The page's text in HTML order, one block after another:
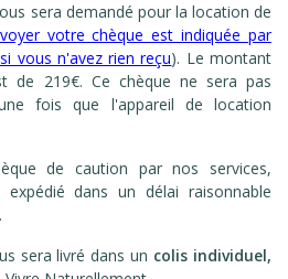
sera demandé pour la location de
votre chèque est indiquée par
vous n'avez rien reçu). Le montant
de 219€. Ce chèque ne sera pas
fois que l'appareil de location
de caution par nos services,
dans un délai raisonnable
sera livré dans un colis individuel,